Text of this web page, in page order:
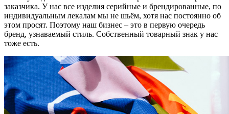
заказчика. У нас все изделия серийные и брендированные, по
индивидуальным лекалам мы не шьём, хотя нас постоянно об
этом просят. Поэтому наш бизнес – это в первую очередь
бренд, узнаваемый стиль. Собственный товарный знак у нас
тоже есть.